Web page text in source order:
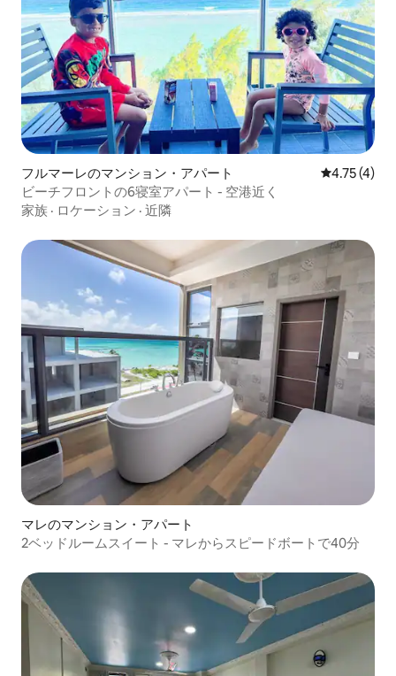
フルマーレのマンション・アパート レビュー4
4.75 (4)
ビーチフロントの6寝室アパート - 空港近く
家族 · ロケーション · 近隣
マレのマンション・アパート
2ベッドルームスイート - マレからスピードボートで40分